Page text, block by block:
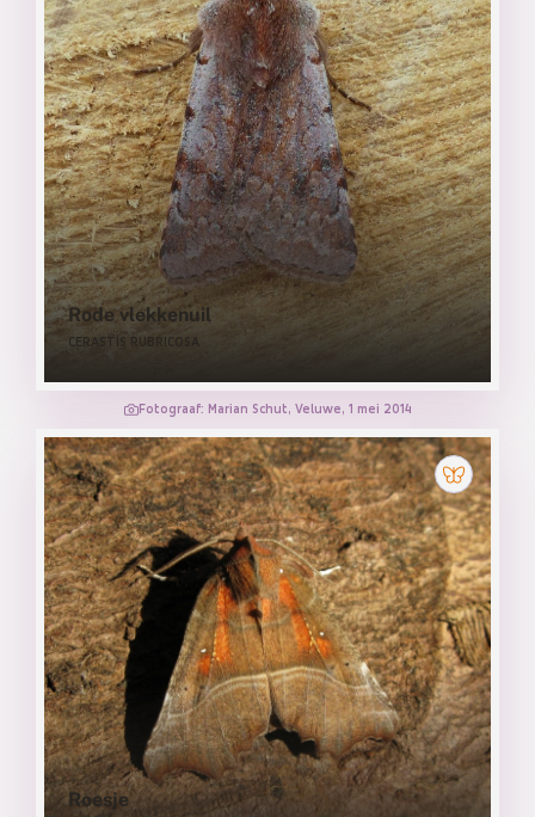
Rode vlekkenuil
CERASTIS RUBRICOSA
Fotograaf: Marian Schut, Veluwe, 1 mei 2014
Roesje